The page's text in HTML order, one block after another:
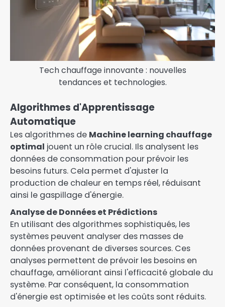
Tech chauffage innovante : nouvelles
tendances et technologies.
Algorithmes d'Apprentissage
Automatique
Les algorithmes de Machine learning chauffage
optimal jouent un rôle crucial. Ils analysent les
données de consommation pour prévoir les
besoins futurs. Cela permet d'ajuster la
production de chaleur en temps réel, réduisant
ainsi le gaspillage d'énergie.
Analyse de Données et Prédictions
En utilisant des algorithmes sophistiqués, les
systèmes peuvent analyser des masses de
données provenant de diverses sources. Ces
analyses permettent de prévoir les besoins en
chauffage, améliorant ainsi l'efficacité globale du
système. Par conséquent, la consommation
d'énergie est optimisée et les coûts sont réduits.